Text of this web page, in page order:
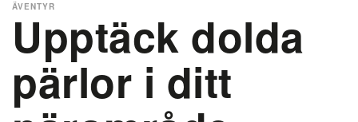
Upptäck dolda
pärlor i ditt
ÄVENTYR